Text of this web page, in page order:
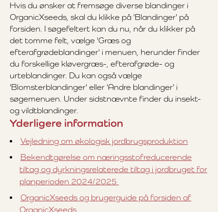
Hvis du ønsker at fremsøge diverse blandinger i
OrganicXseeds, skal du klikke på 'Blandinger' på
forsiden. I søgefeltert kan du nu, når du klikker på
det tomme felt, vælge 'Græs og
efterafgrødeblandinger' i menuen, herunder finder
du forskellige kløvergræs-, efterafgrøde- og
urteblandinger. Du kan også vælge
'Blomsterblandinger' eller 'Andre blandinger' i
søgemenuen. Under sidstnævnte finder du insekt-
og vildtblandinger.
Yderligere information
Vejledning om økologisk jordbrugsproduktion
Bekendtgørelse om næringsstofreducerende
tiltag og dyrkningsrelaterede tiltag i jordbruget for
planperioden 2024/2025
OrganicXseeds og brugerguide på forsiden af
OrganicXseeds